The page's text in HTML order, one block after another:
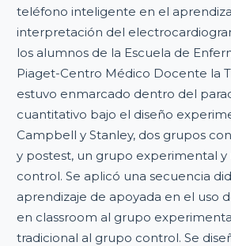
teléfono inteligente en el
interpretación del
los alumnos de la Escuela de
Piaget-Centro Médico Docente la
estuvo enmarcado dentro del
cuantitativo bajo el diseño
Campbell y Stanley, dos grupos
y postest, un grupo experimental
control. Se aplicó una secuencia
aprendizaje de apoyada en el uso
en classroom al grupo
tradicional al grupo control. Se